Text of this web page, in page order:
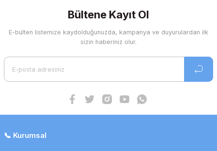
Bültene Kayıt Ol
E-bülten listemize kaydolduğunuzda, kampanya ve duyurulardan ilk
sizin haberiniz olur.
📞 Kurumsal